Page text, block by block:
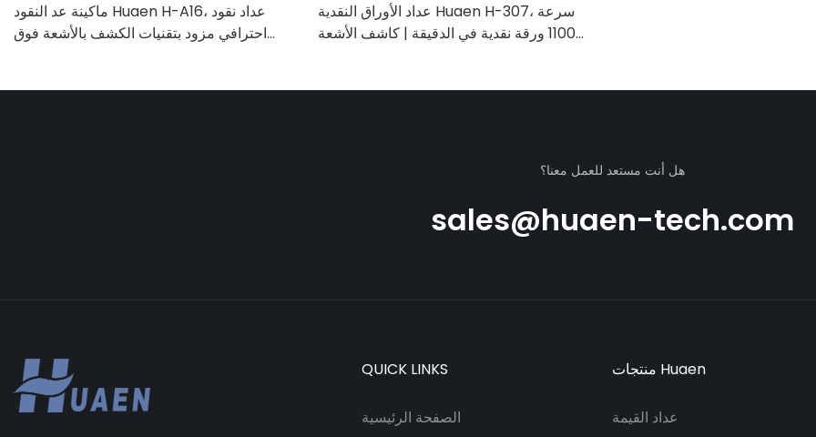
ماكينة عد النقود Huaen H-A16، عداد نقود
احترافي مزود بتقنيات الكشف بالأشعة فوق
عداد الأوراق النقدية Huaen H-307، سرعة
1100 ورقة نقدية في الدقيقة | كاشف الأشعة
هل أنت مستعد للعمل معنا؟
sales@huaen-tech.com
QUICK LINKS
الصفحة الرئيسية
منتجات Huaen
عداد القيمة